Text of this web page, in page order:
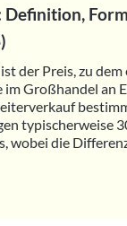
der Preis, zu
Großhandel an
typischerweise
wobei die